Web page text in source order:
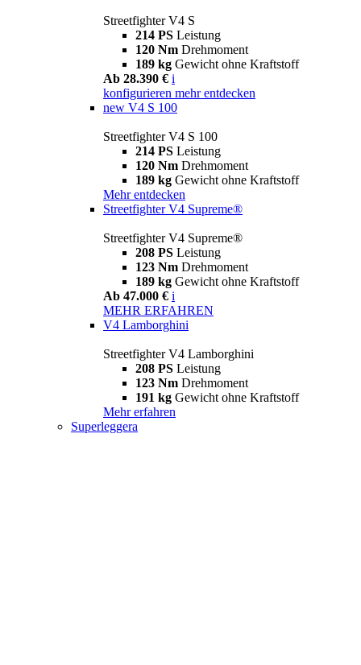
Streetfighter V4 S
214 PS Leistung
120 Nm Drehmoment
189 kg Gewicht ohne Kraftstoff
Ab 28.390 € i
konfigurieren mehr entdecken
new V4 S 100
Streetfighter V4 S 100
214 PS Leistung
120 Nm Drehmoment
189 kg Gewicht ohne Kraftstoff
Mehr entdecken
Streetfighter V4 Supreme®
Streetfighter V4 Supreme®
208 PS Leistung
123 Nm Drehmoment
189 kg Gewicht ohne Kraftstoff
Ab 47.000 € i
MEHR ERFAHREN
V4 Lamborghini
Streetfighter V4 Lamborghini
208 PS Leistung
123 Nm Drehmoment
191 kg Gewicht ohne Kraftstoff
Mehr erfahren
Superleggera